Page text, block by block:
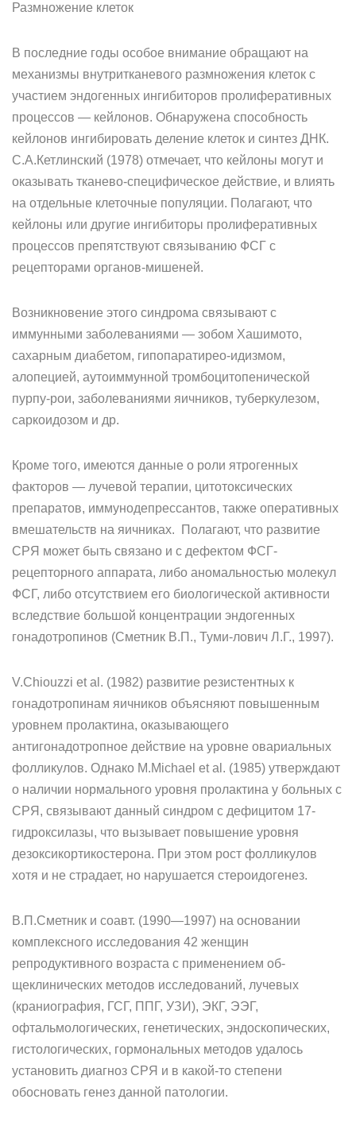
Размножение клеток
В последние годы особое внимание обращают на
механизмы внутритканевого размножения клеток с
участием эндогенных инги­биторов пролиферативных
процессов — кейлонов. Обнаружена спо­собность
кейлонов ингибировать деление клеток и синтез ДНК.
С.А.Кетлинский (1978) отмечает, что кейлоны могут и
оказывать тканево-специфическое действие, и влиять
на отдельные клеточные популяции. Полагают, что
кейлоны или другие ингибиторы проли­феративных
процессов препятствуют связыванию ФСГ с
рецептора­ми органов-мишеней.
Возникновение этого синдрома связывают с
иммунными заболе­ваниями — зобом Хашимото,
сахарным диабетом, гипопаратирео-идизмом,
алопецией, аутоиммунной тромбоцитопенической
пурпу-рои, заболеваниями яичников, туберкулезом,
саркоидозом и др.
Кроме того, имеются данные о роли ятрогенных
факторов — лу­чевой терапии, цитотоксических
препаратов, иммунодепрессантов, также оперативных
вмешательств на яичниках. Полагают, что развитие
СРЯ может быть связано и с дефектом ФСГ-
рецепторного аппарата, либо аномальностью молекул
ФСГ, либо отсутствием его биологической активности
вследствие большой концентрации эндогенных
гонадотропинов (Сметник В.П., Туми-лович Л.Г., 1997).
V.Chiouzzi et al. (1982) развитие резистентных к
гонадотропинам яичников объясняют повышенным
уровнем пролактина, оказываю­щего
антигонадотропное действие на уровне овариальных
фоллику­лов. Однако M.Michael et al. (1985) утверждают
о наличии нормаль­ного уровня пролактина у больных с
СРЯ, связывают данный синд­ром с дефицитом 17-
гидроксилазы, что вызывает повышение уровня
дезоксикортикостерона. При этом рост фолликулов
хотя и не стра­дает, но нарушается стероидогенез.
В.П.Сметник и соавт. (1990—1997) на основании
комплексного ис­следования 42 женщин
репродуктивного возраста с применением об­
щеклинических методов исследований, лучевых
(краниография, ГСГ, ППГ, УЗИ), ЭКГ, ЭЭГ,
офтальмологических, генетических, эндоскопи­ческих,
гистологических, гормональных методов удалось
установить диагноз СРЯ и в какой-то степени
обосновать генез данной патологии.